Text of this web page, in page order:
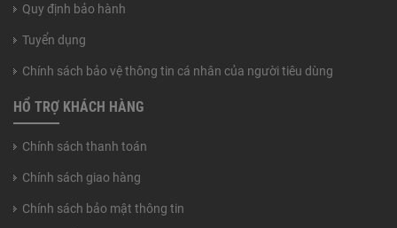
Quy định bảo hành
Tuyển dụng
Chính sách bảo vệ thông tin cá nhân của người tiêu dùng
HỔ TRỢ KHÁCH HÀNG
Chính sách thanh toán
Chính sách giao hàng
Chính sách bảo mật thông tin